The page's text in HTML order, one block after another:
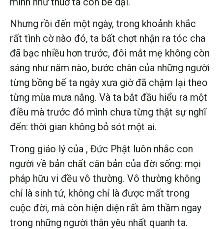
Nhưng rồi đến một ngày, trong khoảnh khắc
rất tình cờ nào đó, ta bất chợt nhận ra tóc cha
đã bạc nhiều hơn trước, đôi mắt mẹ không còn
sáng như năm nào, bước chân của những người
từng bồng bế ta ngày xưa giờ đã chậm lại theo
từng mùa mưa nắng. Và ta bắt đầu hiểu ra một
điều mà trước đó mình chưa từng thật sự nghĩ
đến: thời gian không bỏ sót một ai.
Trong giáo lý của , Đức Phật luôn nhắc con
người về bản chất căn bản của đời sống: mọi
pháp hữu vi đều vô thường. Vô thường không
chỉ là sinh tử, không chỉ là được mất trong
cuộc đời, mà còn hiện diện rất âm thầm ngay
trong những người thân yêu nhất quanh ta.